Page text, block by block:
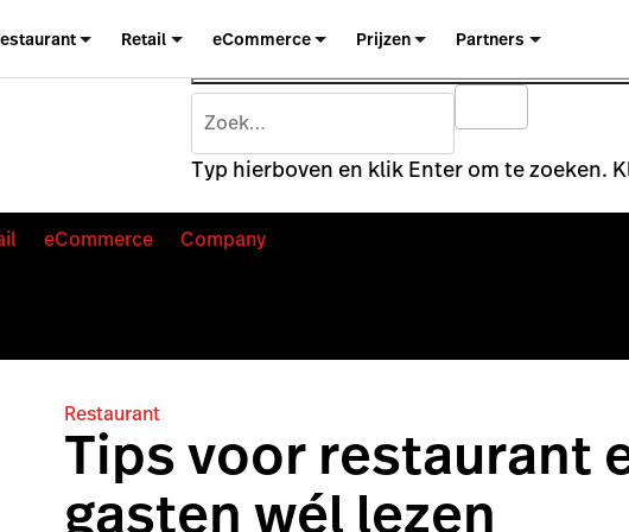
Retail eCommerce Prijzen Partners
Typ hierboven en klik Enter om te zoeken.
eCommerce Company
Restaurant
Tips voor restaurant
gasten wél lezen